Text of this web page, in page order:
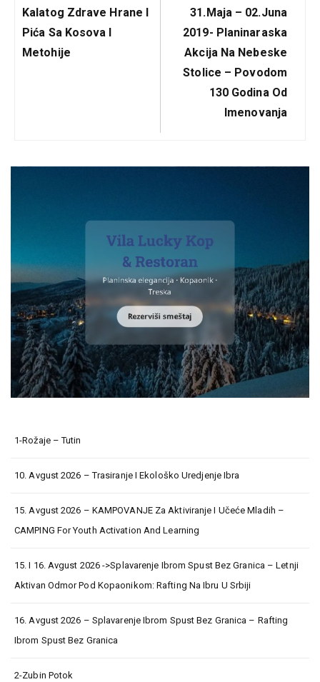
Previous
Post:
Kalatog Zdrave Hrane I
Pića Sa Kosova I
Metohije
Next
Post:
31.maja – 02.juna
2019- Planinaraska
Akcija Na Nebeske
Stolice – Povodom
130 Godina Od
Imenovanja
1-Rožaje – Tutin
10. Avgust 2026 – Trasiranje I Ekološko Uredjenje Ibra
15. Avgust 2026 – KAMPOVANJE Za Aktiviranje I Učeće Mladih –
CAMPING For Youth Activation And Learning
15. I 16. Avgust 2026 ->Splavarenje Ibrom Spust Bez Granica – Letnji
Aktivan Odmor Pod Kopaonikom: Rafting Na Ibru U Srbiji
16. Avgust 2026 – Splavarenje Ibrom Spust Bez Granica – Rafting
Ibrom Spust Bez Granica
2-Zubin Potok